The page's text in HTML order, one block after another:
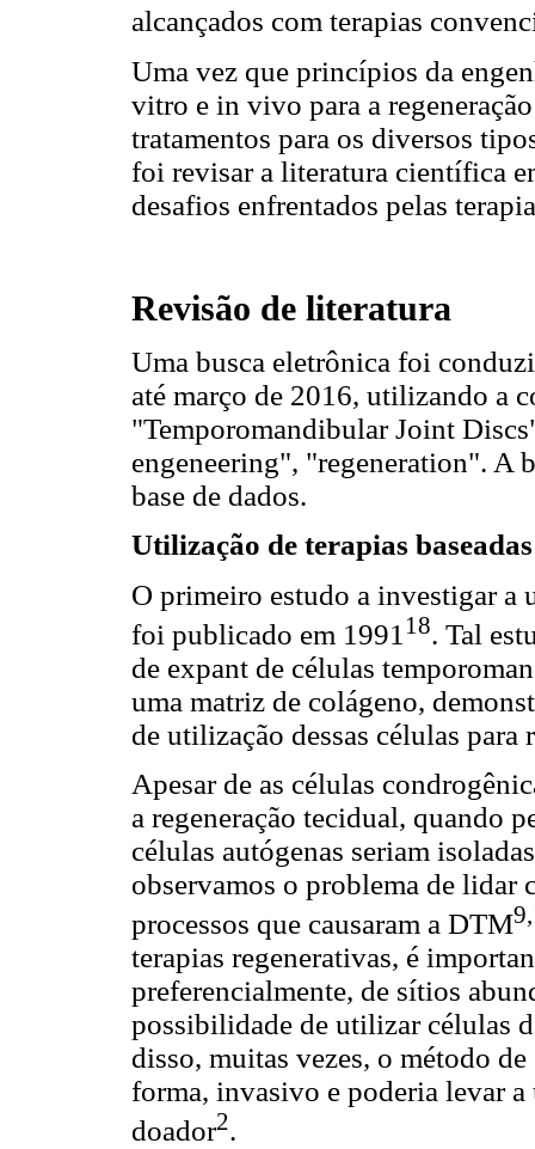
alcançados com terapias
Uma vez que princípios da
vitro e in vivo para a
tratamentos para os diversos
foi revisar a literatura científica
desafios enfrentados pelas
Revisão de literatura
Uma busca eletrônica foi
até março de 2016, utilizando a
"Temporomandibular Joint
engeneering", "regeneration". A
base de dados.
Utilização de terapias
O primeiro estudo a investigar a
foi publicado em 1991 18. Tal
de expant de células
uma matriz de colágeno,
de utilização dessas células
Apesar de as células
a regeneração tecidual, quando
células autógenas seriam
observamos o problema de lidar
processos que causaram a DTM
terapias regenerativas, é
preferencialmente, de sítios
possibilidade de utilizar células
disso, muitas vezes, o método
forma, invasivo e poderia levar
doador2.